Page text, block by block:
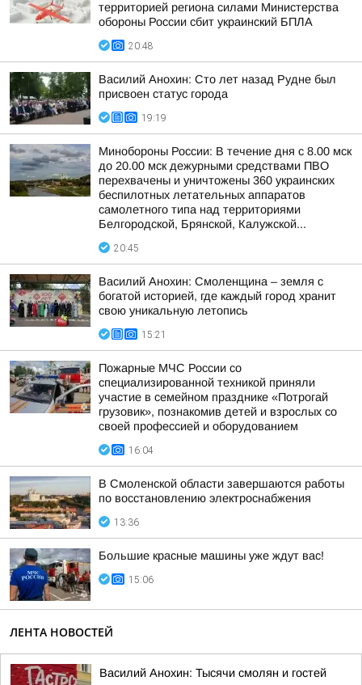
территорией региона силами Министерства
обороны России сбит украинский БПЛА
20:48
Василий Анохин: Сто лет назад Рудне был
присвоен статус города
19:19
Минобороны России: В течение дня с 8.00 мск
до 20.00 мск дежурными средствами ПВО
перехвачены и уничтожены 360 украинских
беспилотных летательных аппаратов
самолетного типа над территориями
Белгородской, Брянской, Калужской...
20:45
Василий Анохин: Смоленщина – земля с
богатой историей, где каждый город хранит
свою уникальную летопись
15:21
Пожарные МЧС России со
специализированной техникой приняли
участие в семейном празднике «Потрогай
грузовик», познакомив детей и взрослых со
своей профессией и оборудованием
16:04
В Смоленской области завершаются работы
по восстановлению электроснабжения
13:36
Большие красные машины уже ждут вас!
15:06
ЛЕНТА НОВОСТЕЙ
Василий Анохин: Тысячи смолян и гостей